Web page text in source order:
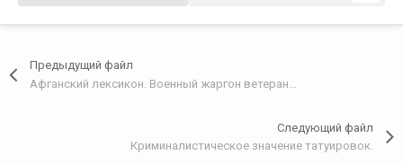
Предыдущий файл
Следующий файл
Криминалистическое значение татуировок.